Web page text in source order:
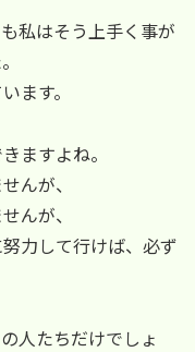
私はそう上手く事が
ます。
ますよね。
んが、
んが、
力して行けば、必ず
人たちだけでしょ